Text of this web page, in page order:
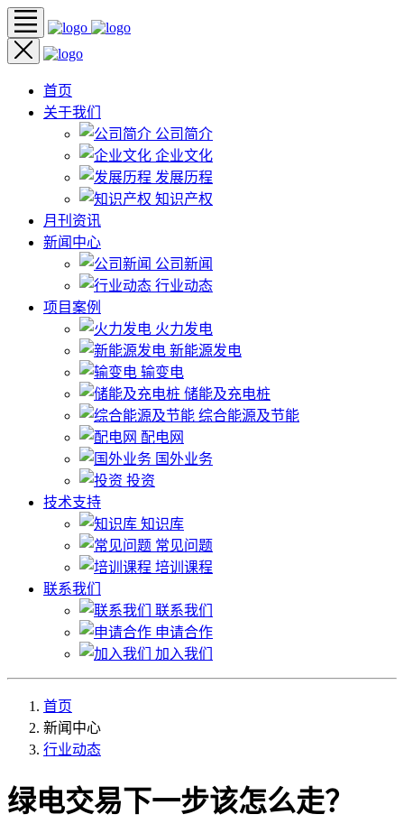
首页
关于我们
公司简介
企业文化
发展历程
知识产权
月刊资讯
新闻中心
公司新闻
行业动态
项目案例
火力发电
新能源发电
输变电
储能及充电桩
综合能源及节能
配电网
国外业务
投资
技术支持
知识库
常见问题
培训课程
联系我们
联系我们
申请合作
加入我们
首页
新闻中心
行业动态
绿电交易下一步该怎么走？